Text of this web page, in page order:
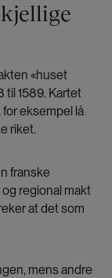
«huset
til 1589. Kartet
eksempel lå
riket.
franske
regional makt
at det som
mens andre